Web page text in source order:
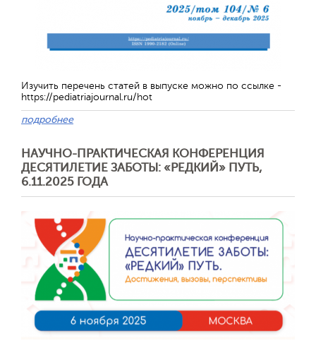
Изучить перечень статей в выпуске можно по ссылке -
https://pediatriajournal.ru/hot
подробнее
НАУЧНО-ПРАКТИЧЕСКАЯ КОНФЕРЕНЦИЯ
ДЕСЯТИЛЕТИЕ ЗАБОТЫ: «РЕДКИЙ» ПУТЬ,
6.11.2025 ГОДА